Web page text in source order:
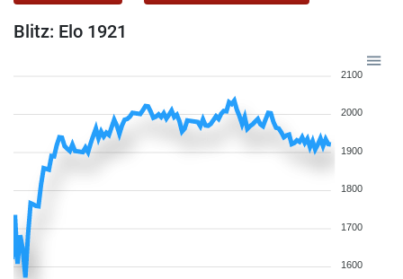
Blitz: Elo 1921
2100
2000
1900
1800
1700
1600